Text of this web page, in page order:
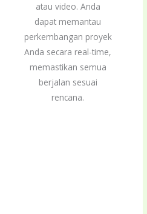
atau video. Anda
dapat memantau
perkembangan proyek
Anda secara real-time,
memastikan semua
berjalan sesuai
rencana.